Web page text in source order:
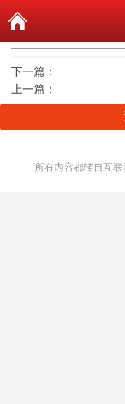
下一篇：
上一篇：
所有内容都转自互